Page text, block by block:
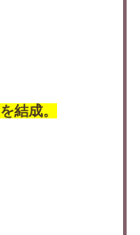
結成。